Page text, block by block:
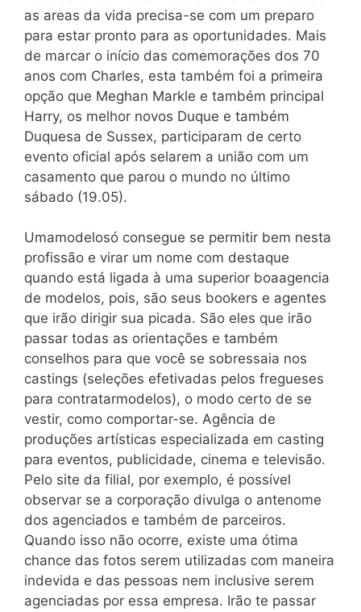
as areas da vida precisa-se com um preparo
para estar pronto para as oportunidades. Mais
de marcar o início das comemorações dos 70
anos com Charles, esta também foi a primeira
opção que Meghan Markle e também principal
Harry, os melhor novos Duque e também
Duquesa de Sussex, participaram de certo
evento oficial após selarem a união com um
casamento que parou o mundo no último
sábado (19.05).
Umamodelosó consegue se permitir bem nesta
profissão e virar um nome com destaque
quando está ligada à uma superior boaagencia
de modelos, pois, são seus bookers e agentes
que irão dirigir sua picada. São eles que irão
passar todas as orientações e também
conselhos para que você se sobressaia nos
castings (seleções efetivadas pelos fregueses
para contratarmodelos), o modo certo de se
vestir, como comportar-se. Agência de
produções artísticas especializada em casting
para eventos, publicidade, cinema e televisão.
Pelo site da filial, por exemplo, é possível
observar se a corporação divulga o antenome
dos agenciados e também de parceiros.
Quando isso não ocorre, existe uma ótima
chance das fotos serem utilizadas com maneira
indevida e das pessoas nem inclusive serem
agenciadas por essa empresa. Irão te passar